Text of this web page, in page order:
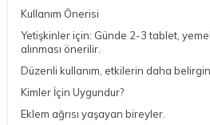
Kullanım Önerisi
Yetişkinler için: Günde 2-3 tablet,
alınması önerilir.
Düzenli kullanım, etkilerin daha belirgin
Kimler İçin Uygundur?
Eklem ağrısı yaşayan bireyler.